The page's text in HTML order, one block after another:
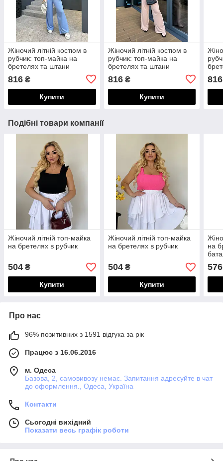
Жіночий літній костюм в
рубчик: топ-майка на
бретелях та штани
816 ₴
Купити
Жіночий літній костюм в
рубчик: топ-майка на
бретелях та штани
816₴
Купити
816
Подібні товари компанії
Жіночий літній топ-майка
на бретелях в рубчик
504 ₴
Купити
Жіночий літній топ-майка
на бретелях в рубчик
504₴
Купити
на
576
Про нас
96% позитивних з 1591 відгука за рік
Працює з 16.06.2016
м. Одеса
Базова, 2, самовивозу немає. Запитання адресуйте в чат
до оформлення., Одеса, Україна
Контакти
Сьогодні вихідний
Показати весь графік роботи